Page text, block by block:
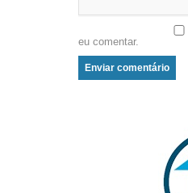
eu comentar.